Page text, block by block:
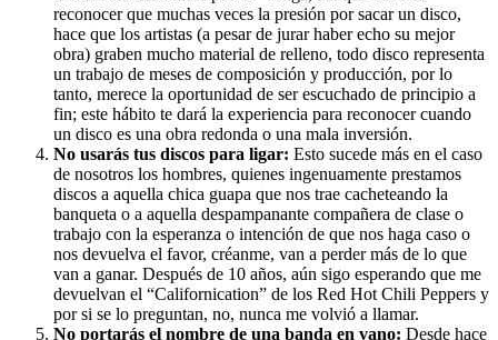
reconocer que muchas veces la presión por sacar un disco,
hace que los artistas (a pesar de jurar haber echo su mejor
obra) graben mucho material de relleno, todo disco representa
un trabajo de meses de composición y producción, por lo
tanto, merece la oportunidad de ser escuchado de principio a
fin; este hábito te dará la experiencia para reconocer cuando
un disco es una obra redonda o una mala inversión.
No usarás tus discos para ligar: Esto sucede más en el caso
de nosotros los hombres, quienes ingenuamente prestamos
discos a aquella chica guapa que nos trae cacheteando la
banqueta o a aquella despampanante compañera de clase o
trabajo con la esperanza o intención de que nos haga caso o
nos devuelva el favor, créanme, van a perder más de lo que
van a ganar. Después de 10 años, aún sigo esperando que me
devuelvan el “Californication” de los Red Hot Chili Peppers y
por si se lo preguntan, no, nunca me volvió a llamar.
No portarás el nombre de una banda en vano: Desde hace